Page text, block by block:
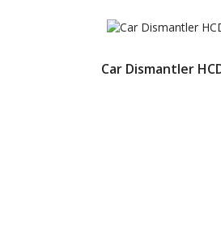
Car Dismantler